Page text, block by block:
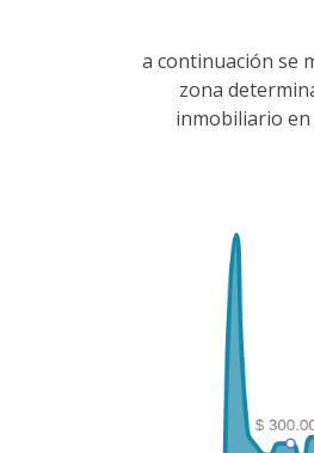
a continuación se
zona
inmobiliario